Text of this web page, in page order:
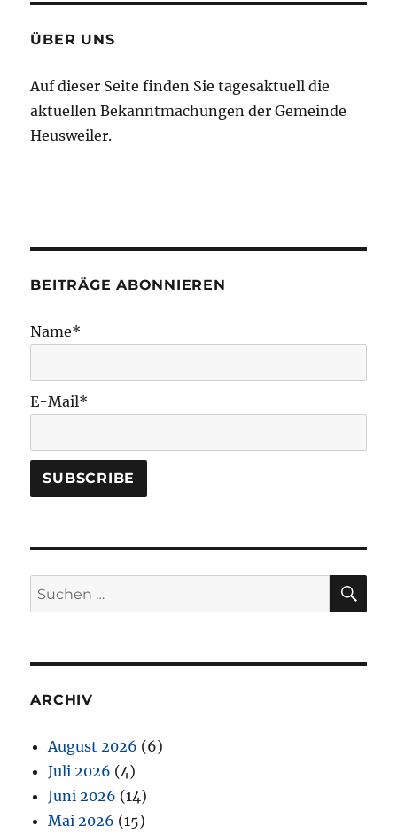
ÜBER UNS
Auf dieser Seite finden Sie tagesaktuell die
aktuellen Bekanntmachungen der Gemeinde
Heusweiler.
BEITRÄGE ABONNIEREN
Name*
E-Mail*
Suchen
nach:
ARCHIV
August 2026 (6)
Juli 2026 (4)
Juni 2026 (14)
Mai 2026 (15)